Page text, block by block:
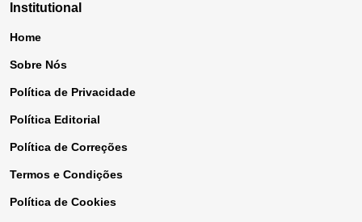
Institutional
Home
Sobre Nós
Política de Privacidade
Política Editorial
Política de Correções
Termos e Condições
Política de Cookies